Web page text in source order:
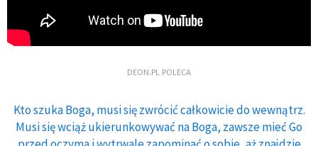
DEON.PL POLECA
Kto szuka Boga, musi się zwrócić całkowicie do wewnątrz.
Musi się wciąż ukierunkowywać na Boga, zawsze mieć Go